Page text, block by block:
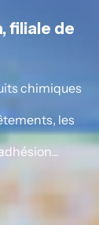
filiale de
chimiques
les